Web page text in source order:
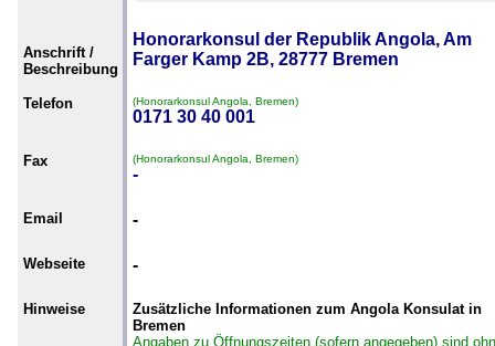
Anschrift /
Beschreibung
Honorarkonsul der Republik Angola, Am
Farger Kamp 2B, 28777 Bremen
Telefon (Honorarkonsul Angola, Bremen)
0171 30 40 001
Fax (Honorarkonsul Angola, Bremen)
-
Email -
Webseite -
Hinweise
Zusätzliche Informationen zum Angola Konsulat in
Bremen
Angaben zu Öffnungszeiten (sofern angegeben) sind